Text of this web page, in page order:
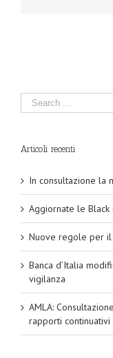
Articoli recenti
In consultazione la
Aggiornate le Black
Nuove regole per
Banca d’Italia
vigilanza
AMLA:
rapporti continuativi